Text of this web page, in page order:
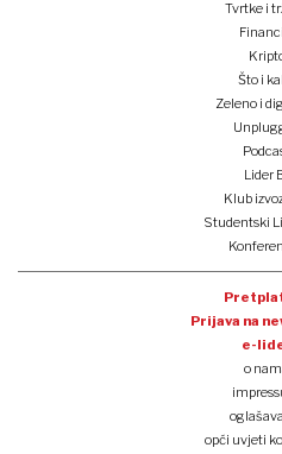
Tvrtke i
Što i
Zeleno i
Lider
Klub
Studentski
Prijava na
e-
o
opći uvjeti